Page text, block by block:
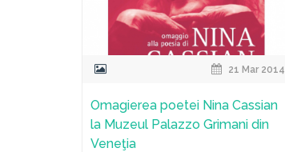
21 Mar 2014
Omagierea poetei Nina Cassian
la Muzeul Palazzo Grimani din
Veneţia